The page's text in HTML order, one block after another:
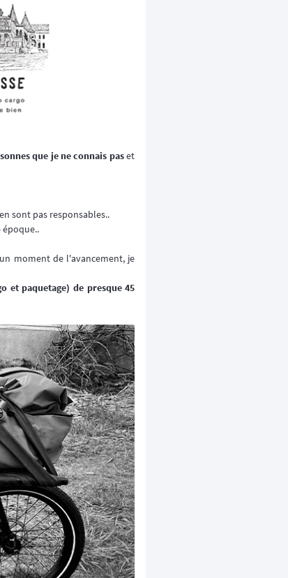
que je ne connais paset
sont pas responsables..
époque..
moment de l'avancement, je
et paquetage) de presque 45